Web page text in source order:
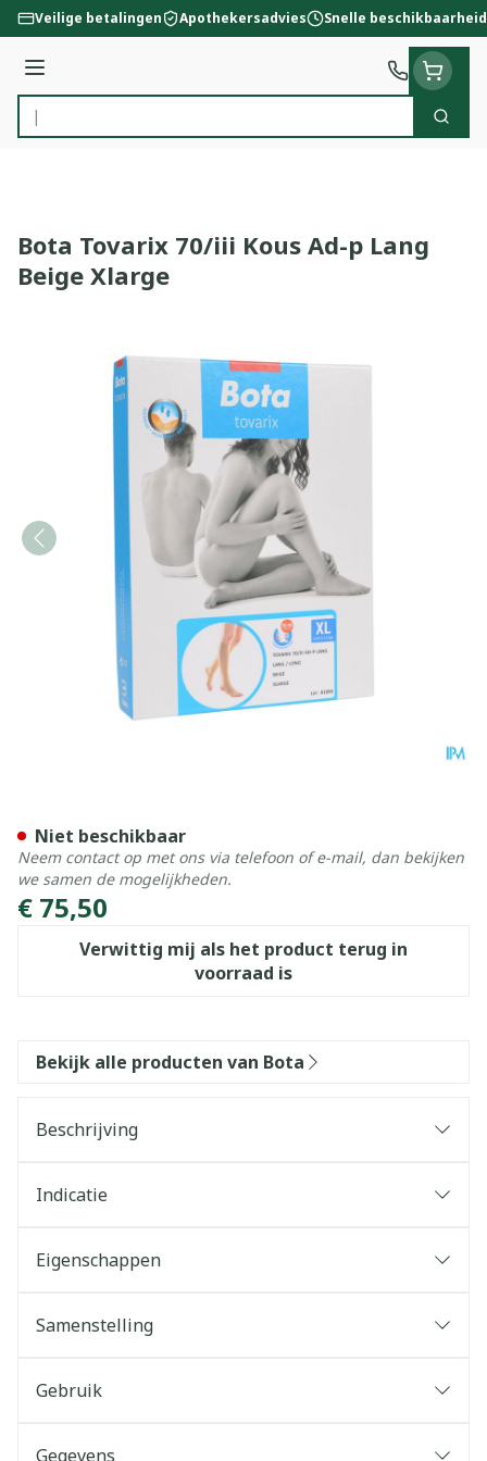
Ga naar de inhoud
Veilige betalingen Apothekersadvies Snelle beschikbaarheid
Menu
Product, merk, categorie...
Zoek
Bota Tovarix 70/iii Kous Ad-p Lang
Beige Xlarge
€ 75,50
Verwittig mij als het product terug in
voorraad is
Niet beschikbaar
Neem contact op met ons via telefoon of e-mail, dan bekijken
we samen de mogelijkheden.
Bekijk alle producten van Bota
Beschrijving
Indicatie
Eigenschappen
Samenstelling
Gebruik
Gegevens